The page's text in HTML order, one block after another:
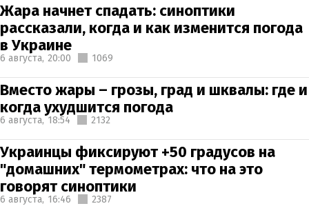
Жара начнет спадать: синоптики
рассказали, когда и как изменится погода
в Украине
6 августа, 20:00 1069
Вместо жары – грозы, град и шквалы: где и
когда ухудшится погода
6 августа, 18:54 2132
Украинцы фиксируют +50 градусов на
"домашних" термометрах: что на это
говорят синоптики
6 августа, 16:46 2387